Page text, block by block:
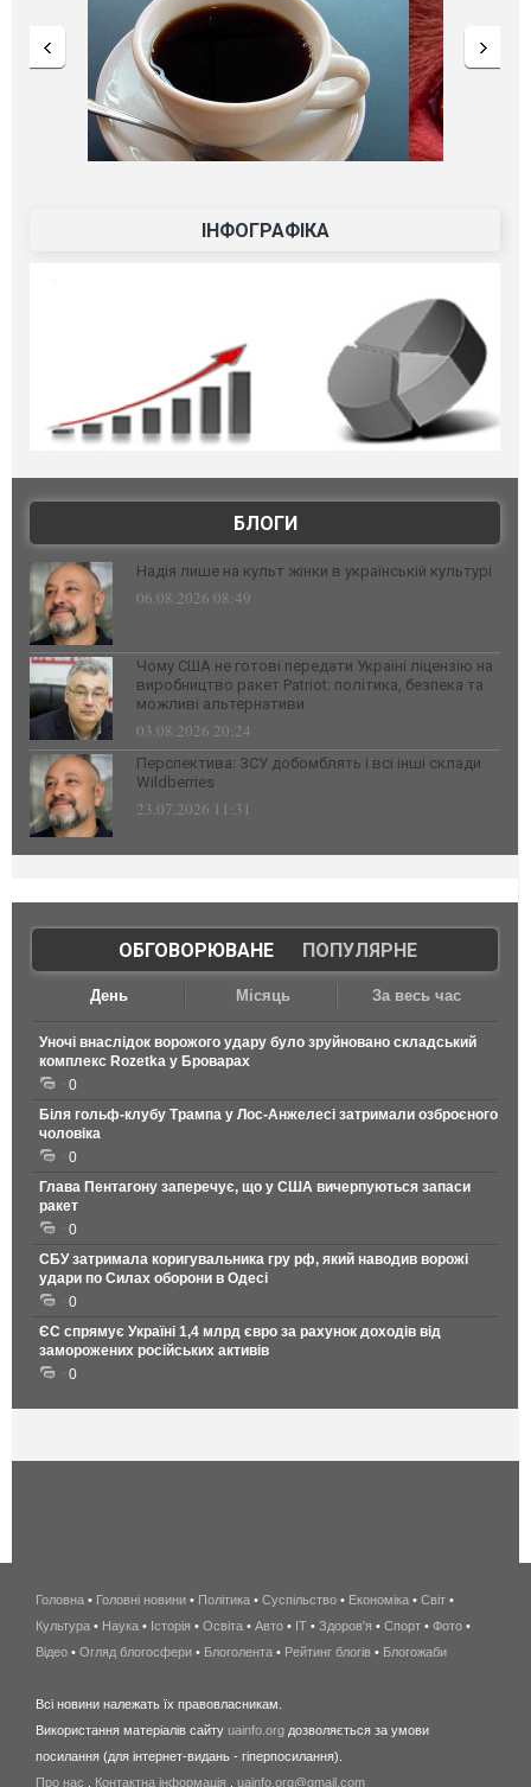
ІНФОГРАФІКА
БЛОГИ
Надія лише на культ жінки в українській культурі
06.08.2026 08:49
Чому США не готові передати Україні ліцензію на
виробництво ракет Patriot: політика, безпека та
можливі альтернативи
03.08.2026 20:24
Перспектива: ЗСУ добомблять і всі інші склади
Wildberries
23.07.2026 11:31
ОБГОВОРЮВАНЕ| ПОПУЛЯРНЕ
День Місяць За весь час
Уночі внаслідок ворожого удару було зруйновано складський
комплекс Rozetka у Броварах
0
Біля гольф-клубу Трампа у Лос-Анжелесі затримали озброєного
чоловіка
0
Глава Пентагону заперечує, що у США вичерпуються запаси
ракет
0
СБУ затримала коригувальника гру рф, який наводив ворожі
удари по Силах оборони в Одесі
0
ЄС спрямує Україні 1,4 млрд євро за рахунок доходів від
заморожених російських активів
0
беспроводной
интернет
киев
wimax
в
Головна • Головні новини • Політика • Суспільство • Економіка • Світ •
Культура • Наука • Історія • Освіта • Авто • IT • Здоров'я • Спорт • Фото •
Відео • Огляд блогосфери • Блоголента • Рейтинг блогів • Блогожаби
Всі новини належать їх правовласникам.
Використання матеріалів сайту uainfo.org дозволяється за умови
посилання (для інтернет-видань - гіперпосилання).
Про нас
Контактна інформація uainfo.org@gmail.com